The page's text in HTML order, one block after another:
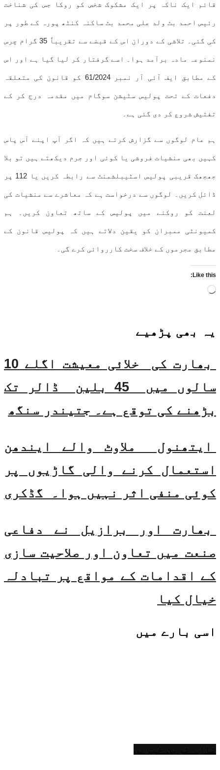
قائم ایک ناکہ پر ایک مشکوک شخص کو روکا جس کی شناخت
رئیس احمد بٹ ولد علی محمد بٹ ساکنہ کنٹھ پورہ کے طور پر
کی گئی۔ تلاشی کے دوران اس کے قبضے سے تقریباً 35 گرام چرس
نمنوعہ مادہ برآمد ہوا۔ اسے گرفتار کر لیا گیا ہے اور اس
کے مطابق ایف آئی آر نمبر 61/2024 کو قانون کی متعلقہ
دفعات کے تحت پولیس سٹیشن سوگام میں مقدمہ درج کر کے
تفتیش شروع کر دی گئی ہے۔
ہم عام لوگوں سے گزارش کرتے ہیں کہ اگر آپ اپنے آس پاس
کہیں بھی منشیات فروشی یا کوئی اور جرم دیکھتے ہیں تو بلا
جھجھک قریبی پولیس اسٹیبلشمنٹ سے رابطہ کریں یا 112 پر
ڈائل کریں۔ لوگوں سے درخواست ہے کہ معاشرے سے منشیات کی
لعنت کو روکنے میں پولیس کے ساتھ تعاون کریں۔ ہم
کمیونٹی ممبران کو یقین دلاتے ہیں کہ پولیس قانون کے
مطابق مجرموں کے خلاف سخت کارروائی کرے گی۔
Like this:
Loading…
یہ بھی پڑھیے
بھارت کی خلائی معیشت اگلے 10
سالوں میں 45 بلین ڈالر تک
بڑھنے کی توقع ہے۔ جتیندر سنگھ
ایتھنول ملاوٹ والے ایندھن
استعمال کرنے والی گاڑیوں پر
کوئی منفی اثر نہیں ہوا۔ گڈکری
بھارت اور برازیل نے دفاعی
صنعت میں تعاون اور صلاحیت سازی
کے اقدامات کے مواقع پر تبادلہ
خیال کیا
اسی بارے میں